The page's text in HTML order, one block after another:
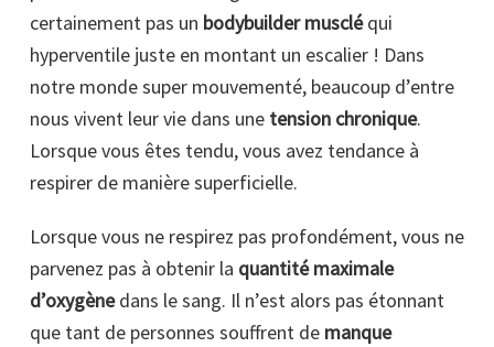
certainement pas un bodybuilder muscléqui
hyperventile juste en montant un escalier ! Dans
notre monde super mouvementé, beaucoup d’entre
nous vivent leur vie dans une tension chronique.
Lorsque vous êtes tendu, vous avez tendance à
respirer de manière superficielle.
Lorsque vous ne respirez pas profondément, vous ne
parvenez pas à obtenir la quantité maximale
d’oxygènedans le sang. Il n’est alors pas étonnant
que tant de personnes souffrent de manque